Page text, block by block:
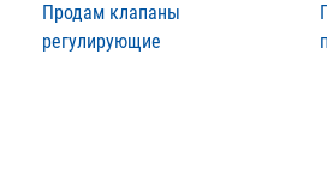
Продам клапаны
регулирующие